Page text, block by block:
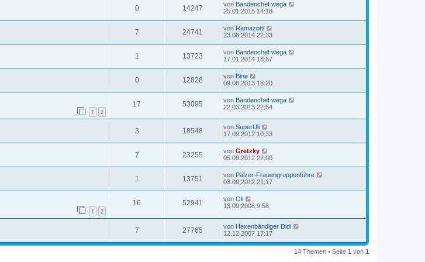
0 14247 von Bandenchef wega
25.01.2015 14:18
7 24741 von Ramazotti
23.08.2014 22:33
1 13723 von Bandenchef wega
17.01.2014 18:57
0 12828 von Bine
09.06.2013 18:20
1 2
17 53095 von Bandenchef wega
22.03.2013 22:54
3 18548 von SuperUli
17.09.2012 10:33
7 23255 von Gretzky
05.09.2012 22:00
1 13751 von Pälzer-Frauengruppenführe
03.09.2012 21:17
1 2
16 52941 von Oli
13.09.2008 9:58
7 27765 von Hexenbändiger Didi
12.12.2007 17:17
14 Themen • Seite 1 von 1